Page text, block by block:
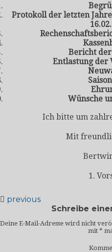
Protokoll der letzten
Bericht
Entlastung der
Wünsche
Ich bitte um
Mit
1.
previous
Schreibe
Deine E-Mail-Adresse wird nicht
mit *